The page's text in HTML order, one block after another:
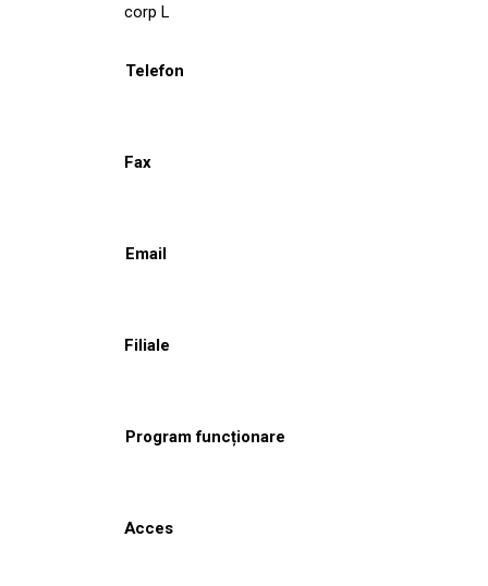
corp L
Telefon
Fax
Email
Filiale
Program funcționare
Acces